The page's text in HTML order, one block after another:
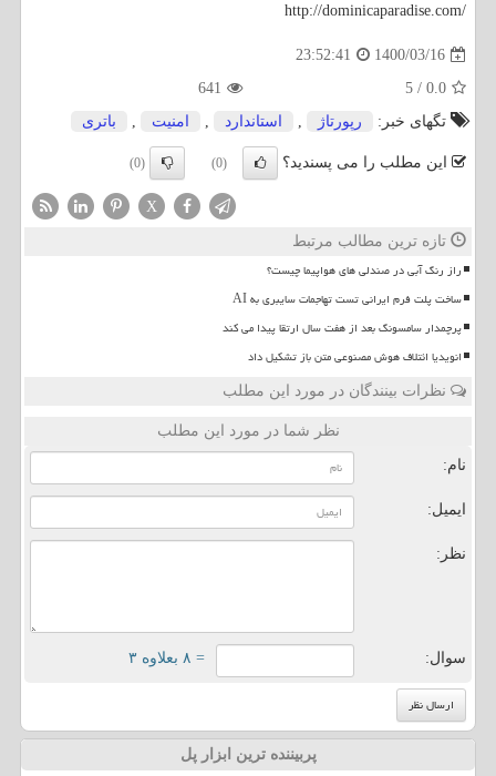
http://dominicaparadise.com/
1400/03/16
23:52:41
0.0
/
5
641
تگهای خبر:
رپورتاژ , استاندارد , امنیت , باتری
این مطلب را می پسندید؟ (0)
(0)
X
تازه ترین مطالب مرتبط
راز رنگ آبی در صندلی های هواپیما چیست؟
ساخت پلت فرم ایرانی تست تهاجمات سایبری به AI
پرچمدار سامسونگ بعد از هفت سال ارتقا پیدا می کند
انویدیا ائتلاف هوش مصنوعی متن باز تشکیل داد
نظرات بینندگان در مورد این مطلب
نظر شما در مورد این مطلب
نام:
ایمیل:
نظر:
سوال: = ۸ بعلاوه ۳
پربیننده ترین ابزار پل